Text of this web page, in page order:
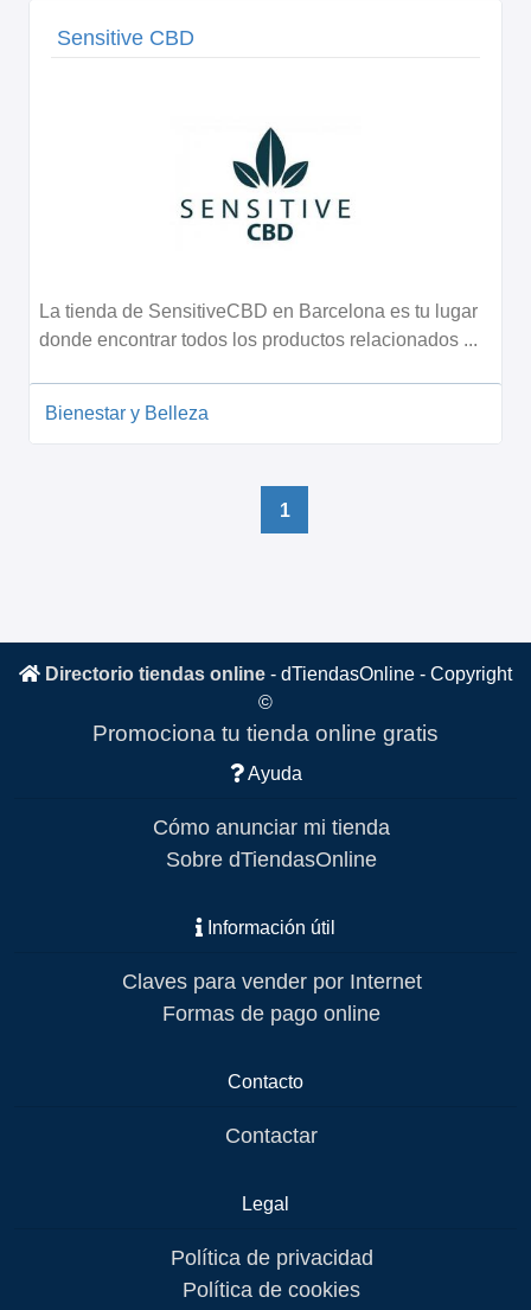
Sensitive CBD
La tienda de SensitiveCBD en Barcelona es tu lugar
donde encontrar todos los productos relacionados ...
Bienestar y Belleza
1
Directorio tiendas online - dTiendasOnline - Copyright
©
Promociona tu tienda online gratis
Ayuda
Cómo anunciar mi tienda
Sobre dTiendasOnline
Información útil
Claves para vender por Internet
Formas de pago online
Contacto
Contactar
Legal
Política de privacidad
Política de cookies